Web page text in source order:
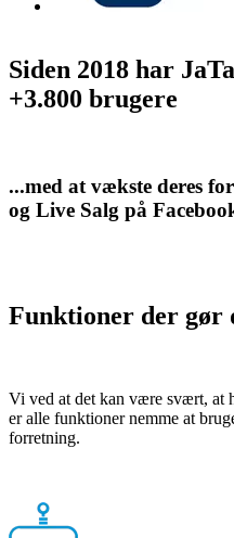
Siden 2018 har
+3.800 brugere
...med at vækste deres
og Live Salg på
Funktioner der gør
Vi ved at det kan være svært, at
er alle funktioner nemme at
forretning.